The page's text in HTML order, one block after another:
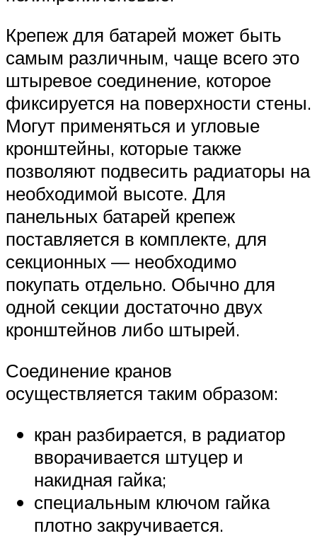
Крепеж для батарей может быть
самым различным, чаще всего это
штыревое соединение, которое
фиксируется на поверхности стены.
Могут применяться и угловые
кронштейны, которые также
позволяют подвесить радиаторы на
необходимой высоте. Для
панельных батарей крепеж
поставляется в комплекте, для
секционных — необходимо
покупать отдельно. Обычно для
одной секции достаточно двух
кронштейнов либо штырей.
Соединение кранов
осуществляется таким образом:
кран разбирается, в радиатор
вворачивается штуцер и
накидная гайка;
специальным ключом гайка
плотно закручивается.